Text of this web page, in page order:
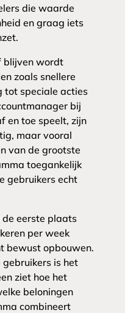
die waarde
en graag iets
blijven wordt
zoals snellere
tot speciale acties
bij
en toe speelt, zijn
maar vooral
van de grootste
toegankelijk
gebruikers echt
de eerste plaats
per week
bewust opbouwen.
is het
ziet hoe het
beloningen
combineert